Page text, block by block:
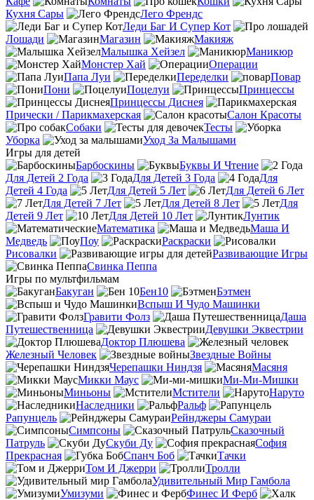
Кухня Сары
Лего Френдс
Леди Баг И Супер Кот
Лошади
Магазин
Макияж
Малышка Хейзел
Маникюр
Монстер Хай
Операции
Папа Луи
Переделки
Повар
Пони
Поцелуи
Принцессы
Принцессы Диснея
Прически / Парикмахерская
Салон Красоты
Собаки
Тесты
Уборка
Уход За Малышами
Игры для детей
Барбоскины
Буквы И Чтение
Для Детей 2 Года
Для Детей 3 Года
Для
Детей 4 Года
Для Детей 5 Лет
Для Детей 6 Лет
Для Детей 7 Лет
Для Детей 8 Лет
Для
Детей 9 Лет
Для Детей 10 Лет
Лунтик
Математика
Маша И
Медведь
Поу
Раскраски
Рисовалки
Развивающие Игры
Свинка Пеппа
Игры по мультфильмам
Бакуган
Бен10
Бэтмен
Вспыш И Чудо Машинки
Гравити Фолз
Даша
Путешественница
Девушки Эквестрии
Доктор Плюшева
Железный Человек
Звездные Войны
Черепашки Ниндзя
Масяня
Микки Маус
Ми-Ми-Мишки
Миньоны
Мстители
Наруто
Наследники
Ральф
Рапунцель
Рейнджеры Самураи
Симпсоны
Сказочный
Патруль
Скуби Ду
София
Прекрасная
Спанч Боб
Тачки
Том И Джерри
Тролли
Удивительный Мир Гамбола
Умизуми
Финес И Ферб